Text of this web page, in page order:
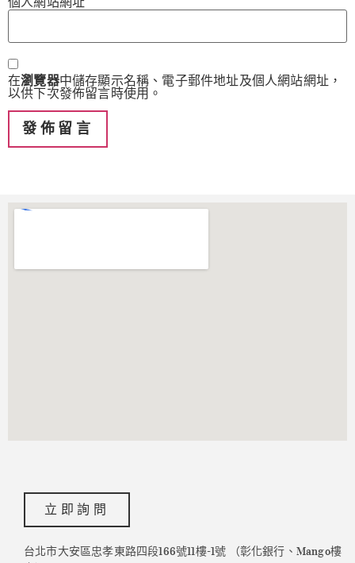
在瀏覽器中儲存顯示名稱、電子郵件地址及個人網站網址，
以供下次發佈留言時使用。
立即詢問
台北市大安區忠孝東路四段166號11樓-1號 （彰化銀行、Mango樓